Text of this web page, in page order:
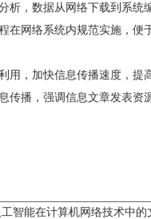
，数据从网络下载到系统
网络系统内规范实施，便
，加快信息传播速度，提
播，强调信息文章发表资
智能在计算机网络技术中的